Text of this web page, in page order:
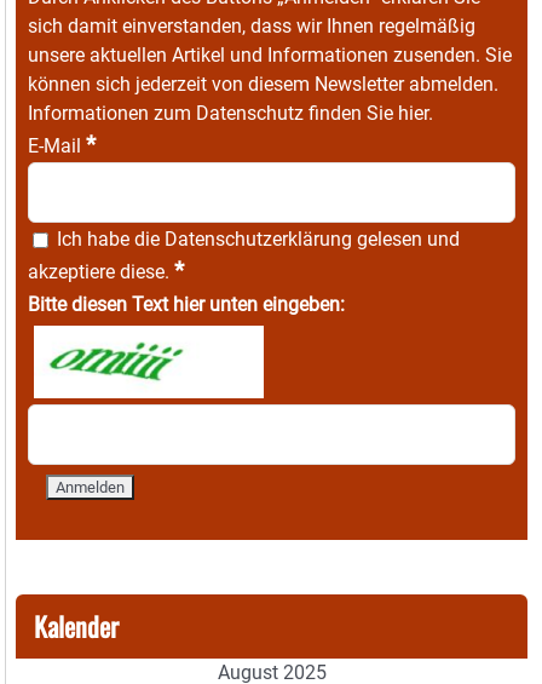
sich damit einverstanden, dass wir Ihnen regelmäßig
unsere aktuellen Artikel und Informationen zusenden. Sie
können sich jederzeit von diesem Newsletter abmelden.
Informationen zum Datenschutz finden Sie hier.
E-Mail *
Ich habe die Datenschutzerklärung gelesen und
akzeptiere diese. *
Bitte diesen Text hier unten eingeben:
Kalender
August 2025